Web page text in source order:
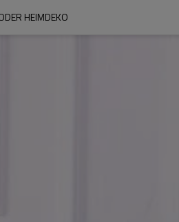
HEIMDEKO